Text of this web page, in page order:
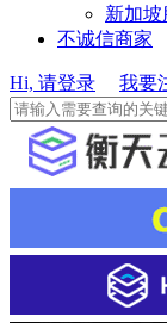
新加
不诚信商家
Hi, 请登录 我要